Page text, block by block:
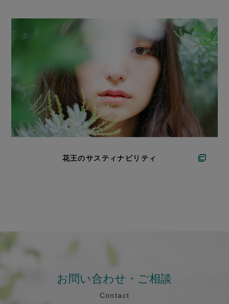
花王のサスティナビリティ
お問い合わせ・ご相談
Contact